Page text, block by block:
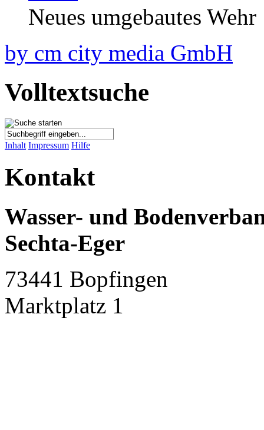
Neues umgebautes Wehr
by cm city media GmbH
Volltextsuche
Inhalt Impressum Hilfe
Kontakt
Wasser- und
Sechta-Eger
73441 Bopfingen
Marktplatz 1